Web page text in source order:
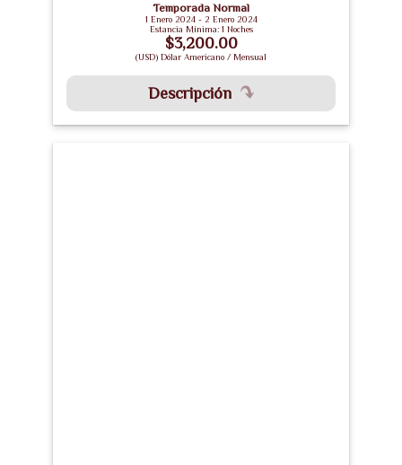
Temporada Normal
1 Enero 2024 - 2 Enero 2024
Estancia Mínima: 1 Noches
$3,200.00
(USD) Dólar Americano / Mensual
Descripción